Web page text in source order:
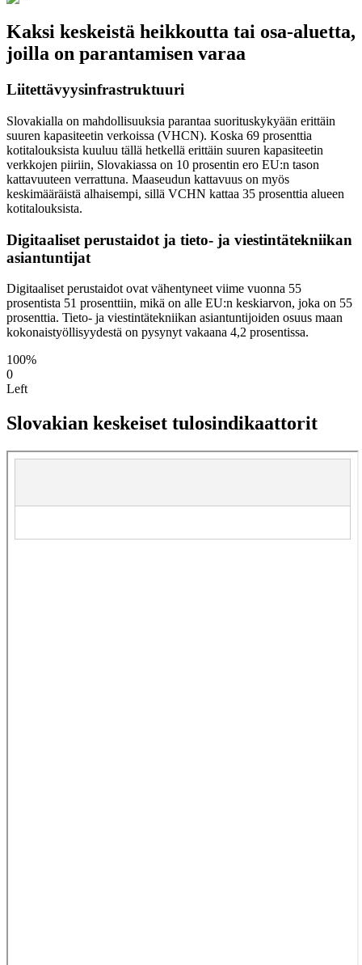
Kaksi keskeistä heikkoutta tai osa-aluetta,
joilla on parantamisen varaa
Liitettävyysinfrastruktuuri
Slovakialla on mahdollisuuksia parantaa suorituskykyään erittäin
suuren kapasiteetin verkoissa (VHCN). Koska 69 prosenttia
kotitalouksista kuuluu tällä hetkellä erittäin suuren kapasiteetin
verkkojen piiriin, Slovakiassa on 10 prosentin ero EU:n tason
kattavuuteen verrattuna. Maaseudun kattavuus on myös
keskimääräistä alhaisempi, sillä VCHN kattaa 35 prosenttia alueen
kotitalouksista.
Digitaaliset perustaidot ja tieto- ja viestintätekniikan
asiantuntijat
Digitaaliset perustaidot ovat vähentyneet viime vuonna 55
prosentista 51 prosenttiin, mikä on alle EU:n keskiarvon, joka on 55
prosenttia. Tieto- ja viestintätekniikan asiantuntijoiden osuus maan
kokonaistyöllisyydestä on pysynyt vakaana 4,2 prosentissa.
100%
0
Left
Slovakian keskeiset tulosindikaattorit